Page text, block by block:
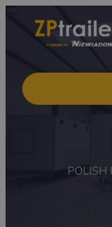
POLISH